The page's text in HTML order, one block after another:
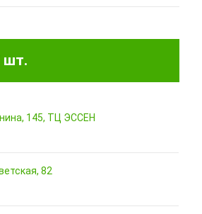
шт.
145, ТЦ ЭССЕН
82